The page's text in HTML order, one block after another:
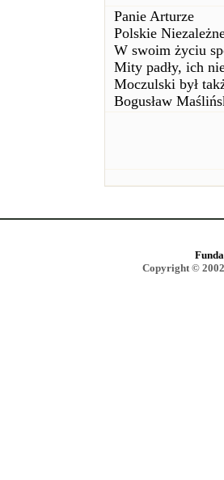
Panie Arturze
Polskie
W swoim życiu
Mity padły, ich
Moczulski był
Bogusław
Copyright ©